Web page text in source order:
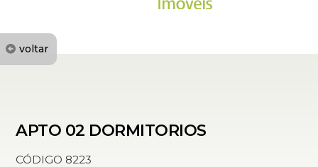
voltar
APTO 02 DORMITORIOS
CÓDIGO 8223